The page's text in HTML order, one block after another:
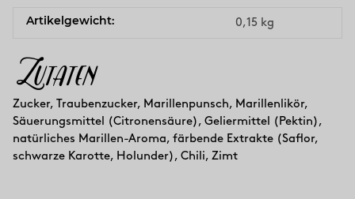
Artikelgewicht: 0,15 kg
Zutaten
Zucker, Traubenzucker, Marillenpunsch, Marillenlikör,
Säuerungsmittel (Citronensäure), Geliermittel (Pektin),
natürliches Marillen-Aroma, färbende Extrakte (Saflor,
schwarze Karotte, Holunder), Chili, Zimt